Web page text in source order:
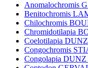
Anomalochromis
Benitochromis
Chilochromis
Chromidotilapia
Coelotilapia
Congochromis
Congolapia DUNZ